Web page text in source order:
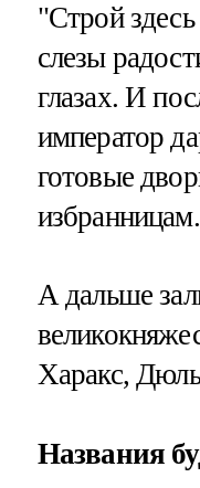
"Строй
слезы
глазах. И
император
готовые
избранницам.
А дальше
Харакс,
Названия